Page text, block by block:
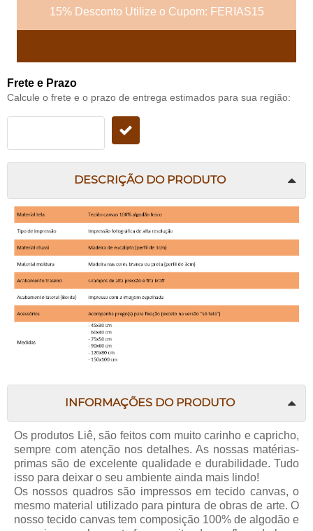
15% Desconto Utilize o Cupom: FERIAS15
Frete e Prazo
Calcule o frete e o prazo de entrega estimados para sua região:
DESCRIÇÃO DO PRODUTO
INFORMAÇÕES DO PRODUTO
Os produtos Liê, são feitos com muito carinho e capricho,
sempre com atenção nos detalhes. As nossas matérias-
primas são de excelente qualidade e durabilidade. Tudo
isso para deixar o seu ambiente ainda mais lindo!
Os nossos quadros são impressos em tecido canvas, o
mesmo material utilizado para pintura de obras de arte. O
nosso tecido canvas tem composição 100% de algodão e